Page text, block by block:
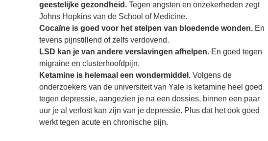
geestelijke gezondheid. Tegen angsten en onzekerheden zegt
Johns Hopkins van de School of Medicine.
Cocaïne is goed voor het stelpen van bloedende wonden. En
tevens pijnstillend of zelfs verdovend.
LSD kan je van andere verslavingen afhelpen. En goed tegen
migraine en clusterhoofdpijn.
Ketamine is helemaal een wondermiddel. Volgens de
onderzoekers van de universiteit van Yale is ketamine heel goed
tegen depressie, aangezien je na een dossies, binnen een paar
uur je al verlost kan zijn van je depressie. Plus dat het ook goed
werkt tegen acute en chronische pijn.